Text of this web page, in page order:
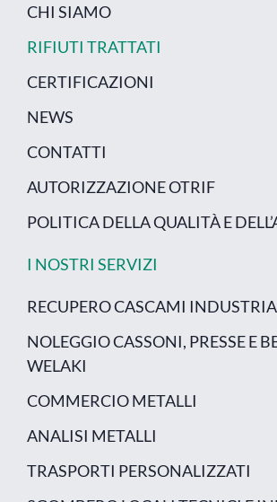
CHI SIAMO
RIFIUTI TRATTATI
CERTIFICAZIONI
NEWS
CONTATTI
AUTORIZZAZIONE OTRIF
POLITICA DELLA QUALITÀ E
I NOSTRI SERVIZI
RECUPERO CASCAMI
NOLEGGIO CASSONI, PRESSE E
WELAKI
COMMERCIO METALLI
ANALISI METALLI
TRASPORTI PERSONALIZZATI